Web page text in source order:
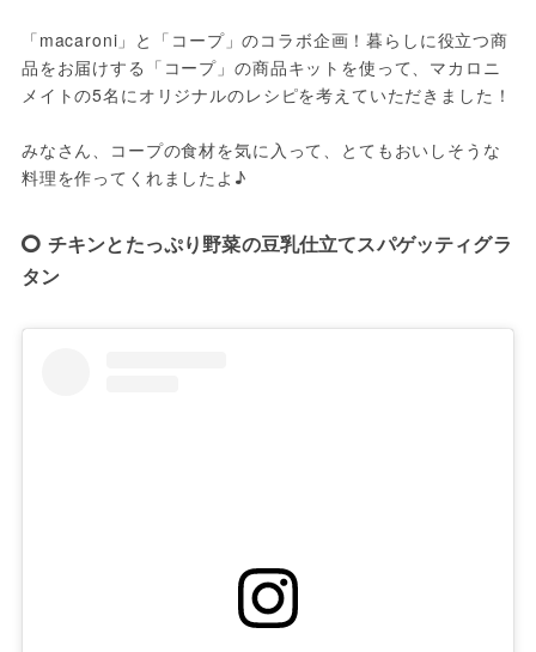
「macaroni」と「コープ」のコラボ企画！暮らしに役立つ商
品をお届けする「コープ」の商品キットを使って、マカロニ
メイトの5名にオリジナルのレシピを考えていただきました！
みなさん、コープの食材を気に入って、とてもおいしそうな
料理を作ってくれましたよ♪
チキンとたっぷり野菜の豆乳仕立てスパゲッティグラ
タン